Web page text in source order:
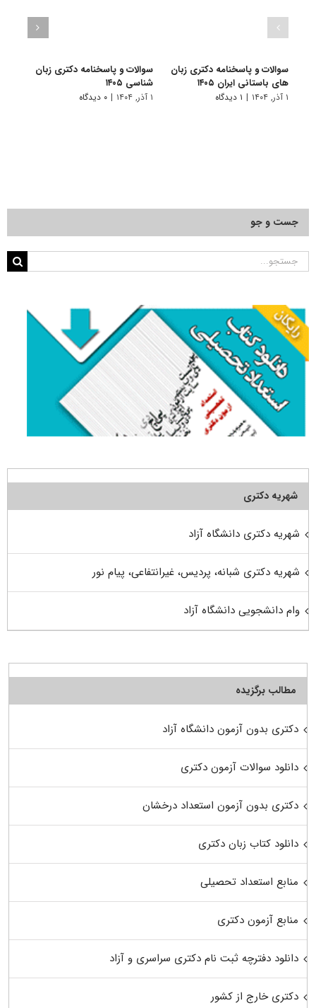
سوالات و پاسخنامه دکتری زبان
های باستانی ایران ۱۴۰۵
۱ آذر, ۱۴۰۴ | ۱ دیدگاه
سوالات و پاسخنامه دکتری زبان‌
شناسی ۱۴۰۵
۱ آذر, ۱۴۰۴ | ۰ دیدگاه
جست و جو
جستجو
شهریه دکتری
شهریه دکتری دانشگاه آزاد
شهریه دکتری شبانه، پردیس، غیرانتفاعی، پیام نور
وام دانشجویی دانشگاه آزاد
مطالب برگزیده
دکتری بدون آزمون دانشگاه آزاد
دانلود سوالات آزمون دکتری
دکتری بدون آزمون استعداد درخشان
دانلود کتاب زبان دکتری
منابع استعداد تحصیلی
منابع آزمون دکتری
دانلود دفترچه ثبت نام دکتری سراسری و آزاد
دکتری خارج از کشور